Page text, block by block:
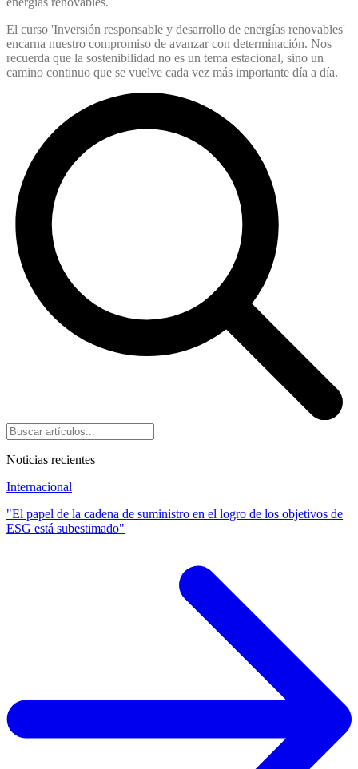
El curso 'Inversión responsable y desarrollo de energías renovables'
encarna nuestro compromiso de avanzar con determinación. Nos
recuerda que la sostenibilidad no es un tema estacional, sino un
camino continuo que se vuelve cada vez más importante día a día.
Noticias recientes
Internacional
"El papel de la cadena de suministro en el logro de los objetivos de
ESG está subestimado"